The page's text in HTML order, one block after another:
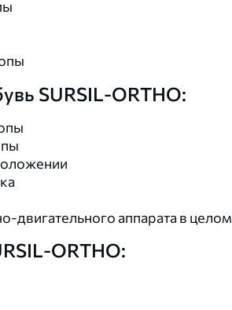
SURSIL-ORTHO:
двигательного аппарата в целом
ORTHO: